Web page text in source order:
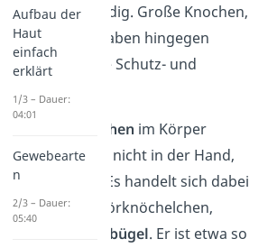
notwendig. Große Knochen,
das Becken, haben hingegen
eine Schutz- und
kleinste Knochen im Körper
sich aber nicht in der Hand,
im
. Es handelt sich dabei
eines der Gehörknöchelchen,
Steigbügel. Er ist etwa so
Aufbau der
Haut
einfach
erklärt
1/3 – Dauer:
04:01
Gewebearte
n
2/3 – Dauer:
05:40